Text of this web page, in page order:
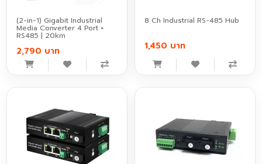
(2-in-1) Gigabit Industrial
Media Converter 4 Port +
RS485 | 20km
2,790 บาท
8 Ch Industrial RS-485 Hub
1,450 บาท